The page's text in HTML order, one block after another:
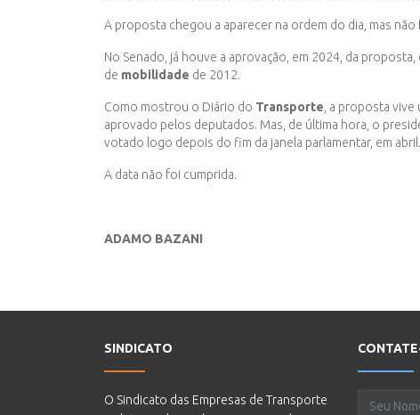
A proposta chegou a aparecer na ordem do dia, mas não
No Senado, já houve a aprovação, em 2024, da
de mobilidade de 2012.
Como mostrou o Diário do Transporte, a proposta vive
aprovado pelos deputados. Mas, de última hora, o
votado logo depois do fim da janela parlamentar, em abril.
A data não foi cumprida.
ADAMO BAZANI
SINDICATO
O Sindicato das Empresas de Transporte